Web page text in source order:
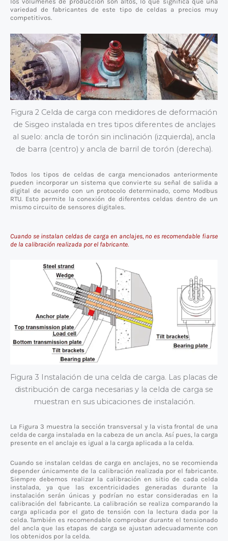
variedad de fabricantes de este tipo de celdas a precios muy
competitivos.
Figura 2 Celda de carga con medidores de deformación
de Sisgeo instalada en tres tipos diferentes de anclajes
al suelo: ancla de torón sin inclinación (izquierda), ancla
de barra (centro) y ancla de barril de torón (derecha).
Todos los tipos de celdas de carga mencionados anteriormente
pueden incorporar un sistema que convierte su señal de salida a
digital de acuerdo con un protocolo determinado, como Modbus
RTU. Esto permite la conexión de diferentes celdas dentro de un
mismo circuito de sensores digitales.
Cuando se instalan celdas de carga en anclajes, no es recomendable fiarse
de la calibración realizada por el fabricante.
Figura 3 Instalación de una celda de carga. Las placas de
distribución de carga necesarias y la celda de carga se
muestran en sus ubicaciones de instalación.
La Figura 3 muestra la sección transversal y la vista frontal de una
celda de carga instalada en la cabeza de un ancla. Así pues, la carga
presente en el anclaje es igual a la carga aplicada a la celda.
Cuando se instalan celdas de carga en anclajes, no se recomienda
depender únicamente de la calibración realizada por el fabricante.
Siempre debemos realizar la calibración en sitio de cada celda
instalada, ya que las excentricidades generadas durante la
instalación serán únicas y podrían no estar consideradas en la
calibración del fabricante. La calibración se realiza comparando la
carga aplicada por el gato de tensión con la lectura dada por la
celda. También es recomendable comprobar durante el tensionado
del ancla que las etapas de carga se ajustan adecuadamente con
los obtenidos por la celda.